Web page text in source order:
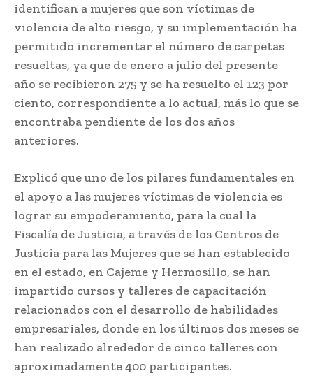
identifican a mujeres que son víctimas de
violencia de alto riesgo, y su implementación ha
permitido incrementar el número de carpetas
resueltas, ya que de enero a julio del presente
año se recibieron 275 y se ha resuelto el 123 por
ciento, correspondiente a lo actual, más lo que se
encontraba pendiente de los dos años
anteriores.
Explicó que uno de los pilares fundamentales en
el apoyo a las mujeres víctimas de violencia es
lograr su empoderamiento, para la cual la
Fiscalía de Justicia, a través de los Centros de
Justicia para las Mujeres que se han establecido
en el estado, en Cajeme y Hermosillo, se han
impartido cursos y talleres de capacitación
relacionados con el desarrollo de habilidades
empresariales, donde en los últimos dos meses se
han realizado alrededor de cinco talleres con
aproximadamente 400 participantes.